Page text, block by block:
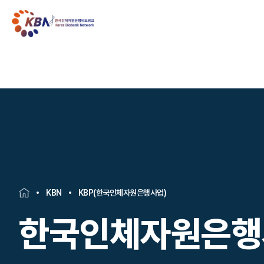
KBN KBP(한국인체자원은행사업)
한국인체자원은